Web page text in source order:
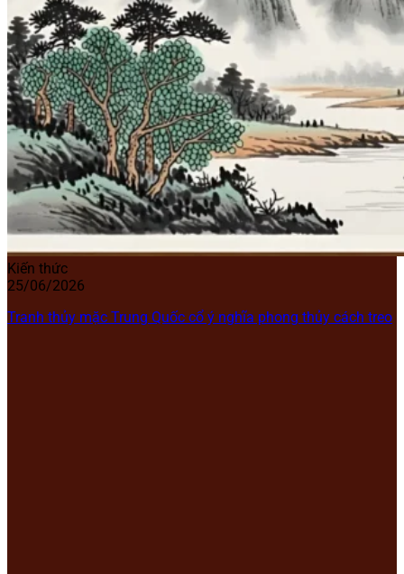
Kiến thức
25/06/2026
Tranh thủy mặc Trung Quốc cổ ý nghĩa phong thủy cách treo